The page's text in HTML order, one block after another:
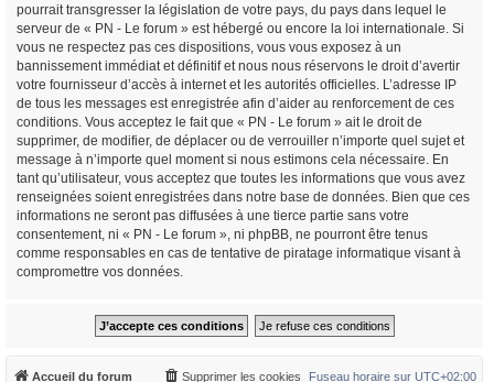
pourrait transgresser la législation de votre pays, du pays dans lequel le
serveur de « PN - Le forum » est hébergé ou encore la loi internationale. Si
vous ne respectez pas ces dispositions, vous vous exposez à un
bannissement immédiat et définitif et nous nous réservons le droit d’avertir
votre fournisseur d’accès à internet et les autorités officielles. L’adresse IP
de tous les messages est enregistrée afin d’aider au renforcement de ces
conditions. Vous acceptez le fait que « PN - Le forum » ait le droit de
supprimer, de modifier, de déplacer ou de verrouiller n’importe quel sujet et
message à n’importe quel moment si nous estimons cela nécessaire. En
tant qu’utilisateur, vous acceptez que toutes les informations que vous avez
renseignées soient enregistrées dans notre base de données. Bien que ces
informations ne seront pas diffusées à une tierce partie sans votre
consentement, ni « PN - Le forum », ni phpBB, ne pourront être tenus
comme responsables en cas de tentative de piratage informatique visant à
compromettre vos données.
Accueil du forum Fuseau horaire sur UTC+02:00
Supprimer les cookies